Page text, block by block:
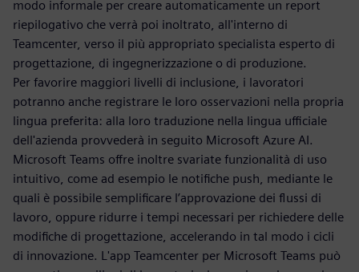
modo informale per creare automaticamente un report
riepilogativo che verrà poi inoltrato, all'interno di
Teamcenter, verso il più appropriato specialista esperto di
progettazione, di ingegnerizzazione o di produzione.
Per favorire maggiori livelli di inclusione, i lavoratori
potranno anche registrare le loro osservazioni nella propria
lingua preferita: alla loro traduzione nella lingua ufficiale
dell'azienda provvederà in seguito Microsoft Azure AI.
Microsoft Teams offre inoltre svariate funzionalità di uso
intuitivo, come ad esempio le notifiche push, mediante le
quali è possibile semplificare l’approvazione dei flussi di
lavoro, oppure ridurre i tempi necessari per richiedere delle
modifiche di progettazione, accelerando in tal modo i cicli
di innovazione. L'app Teamcenter per Microsoft Teams può